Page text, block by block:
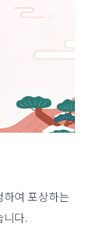
여 포상하는
니다.